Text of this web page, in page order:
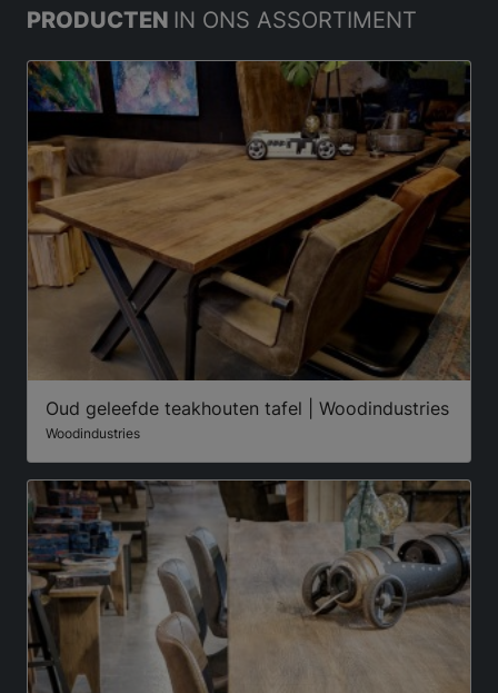
PRODUCTEN IN ONS ASSORTIMENT
Oud geleefde teakhouten tafel | Woodindustries
Woodindustries